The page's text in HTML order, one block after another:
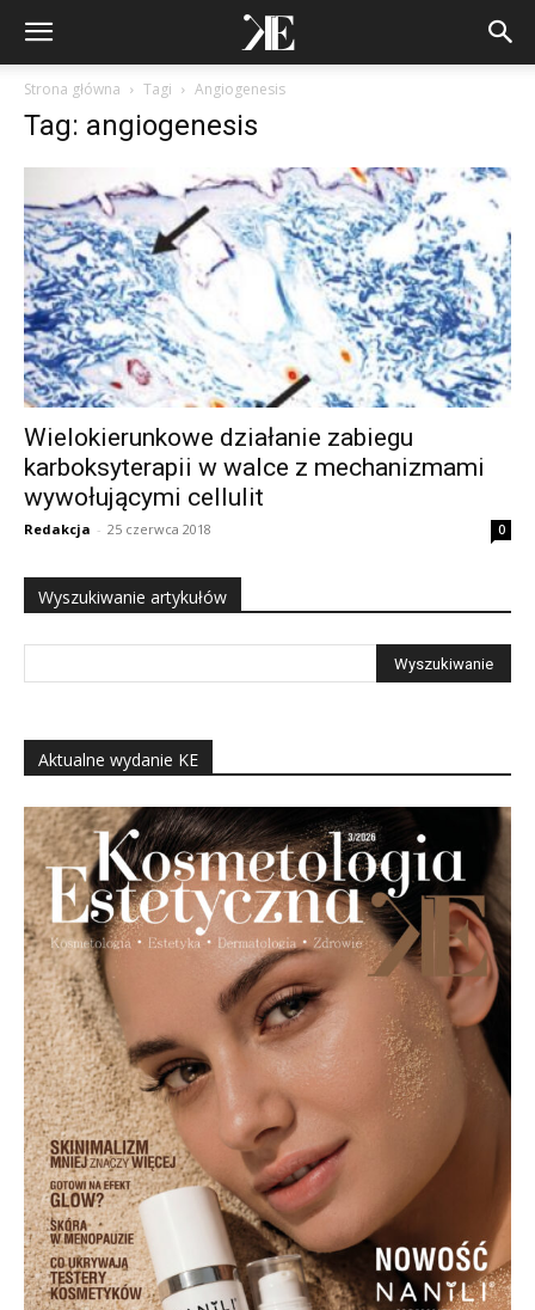
Strona główna Tagi Angiogenesis
Tag: angiogenesis
Wielokierunkowe działanie zabiegu
karboksyterapii w walce z mechanizmami
wywołującymi cellulit
Redakcja - 25 czerwca 2018 0
Wyszukiwanie artykułów
Aktualne wydanie KE